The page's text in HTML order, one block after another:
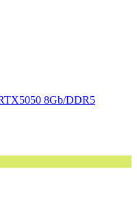
8Gb/DDR5